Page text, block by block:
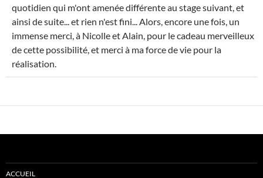
quotidien qui m'ont amenée différente au stage suivant, et
ainsi de suite... et rien n'est fini... Alors, encore une fois, un
immense merci, à Nicolle et Alain, pour le cadeau merveilleux
de cette possibilité, et merci à ma force de vie pour la
réalisation.
ACCUEIL